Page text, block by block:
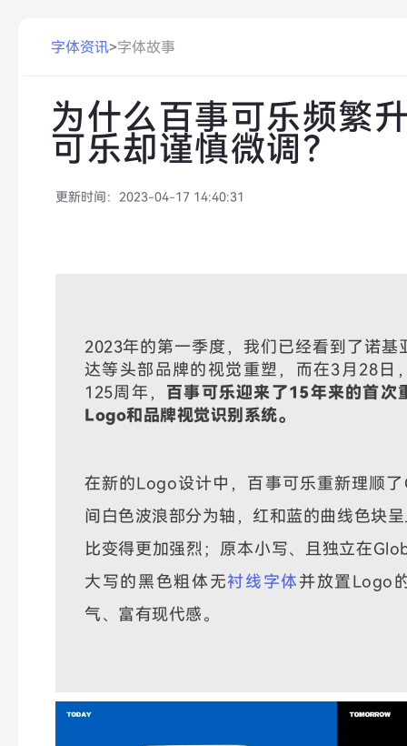
字体资讯>字体故事
为什么百事可乐频繁
可乐却谨慎微调？
更新时间： 2023-04-17 14:40:31
2023年的第一季度，我们已经看到了诺
达等头部品牌的视觉重塑，而在3月28日
125周年， 百事可乐迎来了15年来的首次
Logo和品牌视觉识别系统。
在新的Logo设计中，百事可乐重新理顺
间白色波浪部分为轴，红和蓝的曲线色块
比变得更加强烈；原本小写、且独立在
大写的黑色粗体无衬线字体并放置Logo
气、富有现代感。